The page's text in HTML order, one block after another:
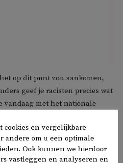
op dit punt zou aankomen,
geef je racisten precies wat
vandaag met het nationale
name donkere spelers het
cookies en vergelijkbare
andere om u een optimale
Ook kunnen we hierdoor
vastleggen en analyseren en